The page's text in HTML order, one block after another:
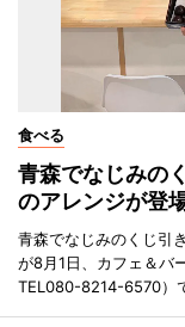
食べる
青森でなじみの
のアレンジが登
青森でなじみのくじ引
が8月1日、カフェ＆バ
TEL080-8214-6570）